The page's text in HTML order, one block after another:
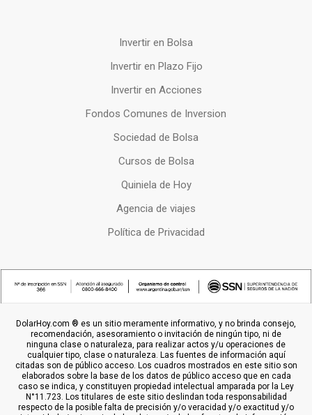
Invertir en Bolsa
Invertir en Plazo Fijo
Invertir en Acciones
Fondos Comunes de Inversion
Sociedad de Bolsa
Cursos de Bolsa
Quiniela de Hoy
Agencia de viajes
Política de Privacidad
DolarHoy.com ® es un sitio meramente informativo, y no brinda consejo,
recomendación, asesoramiento o invitación de ningún tipo, ni de
ninguna clase o naturaleza, para realizar actos y/u operaciones de
cualquier tipo, clase o naturaleza. Las fuentes de información aquí
citadas son de público acceso. Los cuadros mostrados en este sitio son
elaborados sobre la base de los datos de público acceso que en cada
caso se indica, y constituyen propiedad intelectual amparada por la Ley
N°11.723. Los titulares de este sitio deslindan toda responsabilidad
respecto de la posible falta de precisión y/o veracidad y/o exactitud y/o